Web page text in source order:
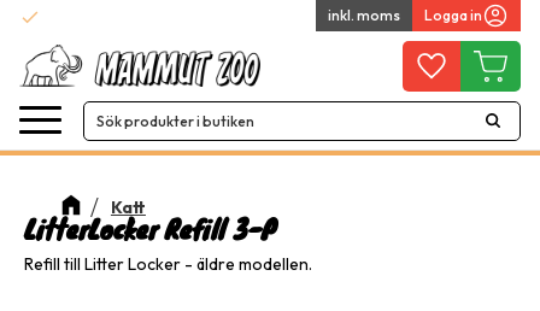
Meny
check inkl. moms Logga in
Favoriter
Katt
LitterLocker Refill 3-P
Refill till Litter Locker - äldre modellen.